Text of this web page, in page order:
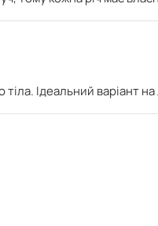
Ідеальний варіант